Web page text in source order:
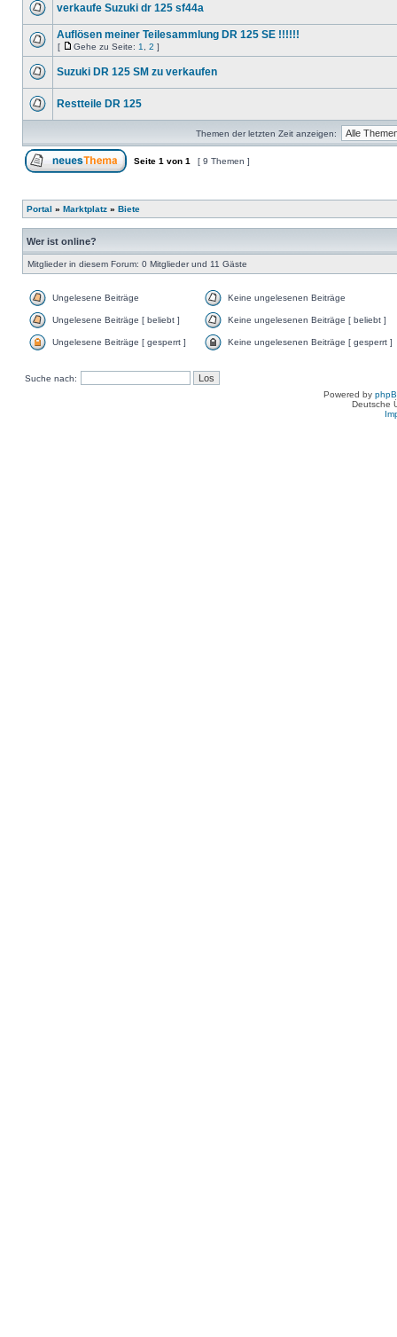
verkaufe Suzuki dr 125 sf44a
Auflösen meiner Teilesammlung DR 125 SE !!!!!!
[ Gehe zu Seite: 1 2 ]
Suzuki DR 125 SM zu verkaufen
Restteile DR 125
Themen der letzten Zeit anzeigen:
Seite 1 von 1 [ 9 Themen ]
Portal » Marktplatz » Biete
Wer ist online?
Mitglieder in diesem Forum: 0 Mitglieder und 11 Gäste
Ungelesene Beiträge Keine ungelesenen Beiträge
Ungelesene Beiträge [ beliebt ] Keine ungelesenen Beiträge [ beliebt ]
Ungelesene Beiträge [ gesperrt ] Keine ungelesenen Beiträge [ gesperrt ]
Suche nach:
Powered by
Deutsche